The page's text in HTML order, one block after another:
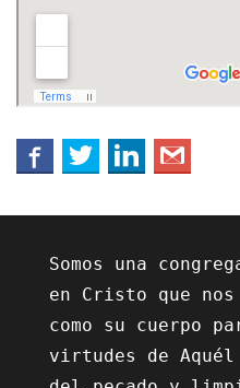
Somos una
en Cristo que
como su cuerpo
virtudes de